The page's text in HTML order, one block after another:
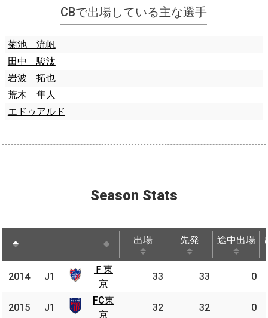
CBで出場している主な選手
菊池 流帆
田中 駿汰
岩波 拓也
荒木 隼人
エドゥアルド
Season Stats
出場 先発 途中出場
2014
Ｆ東
京
33 33 0
2015
FC
東京
32 32 0
2014 J1
Ｆ東
京
2015 J1
FC東
京